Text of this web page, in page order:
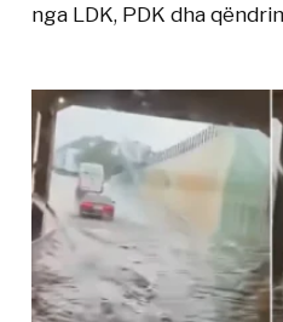
nga LDK, PDK dha